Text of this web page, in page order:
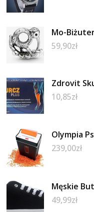
Mo-
59,90zł
Zdrovit
10,85zł
Olympia
239,00zł
Męskie
49,99zł